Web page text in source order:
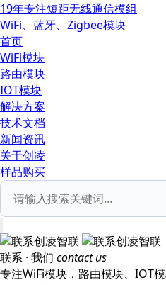
19年专注短距无线通信模组
WiFi、蓝牙、Zigbee模块
首页
WiFi模块
路由模块
IOT模块
解决方案
技术文档
新闻资讯
关于创凌
样品购买
联系 · 我们 contact us
专注WiFi模块，路由模块、IOT